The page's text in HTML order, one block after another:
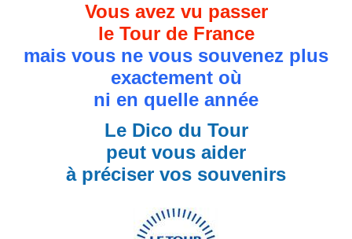
Vous avez vu passer
le Tour de France
mais vous ne vous souvenez plus
exactement où
ni en quelle année
Le Dico du Tour
peut vous aider
à préciser vos souvenirs